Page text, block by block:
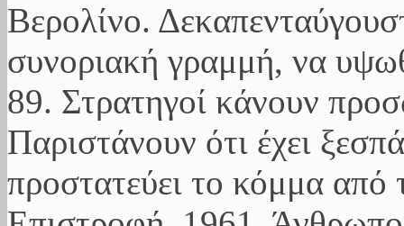
Βερολίνο.
συνοριακή γραμμή, να
89. Στρατηγοί κάνουν
Παριστάνουν ότι έχει
προστατεύει το κόμμα από